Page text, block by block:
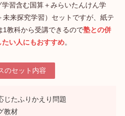
習含む国算＋みらいたんけん学
来探究学習）セットですが、紙テ
1教科から受講できるので塾との併
い人にもおすすめ。
のセット内容
じたふりかえり問題
教材